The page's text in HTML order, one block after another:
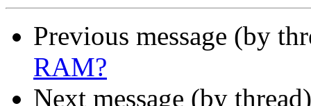
Previous message (by
RAM?
Next message (by